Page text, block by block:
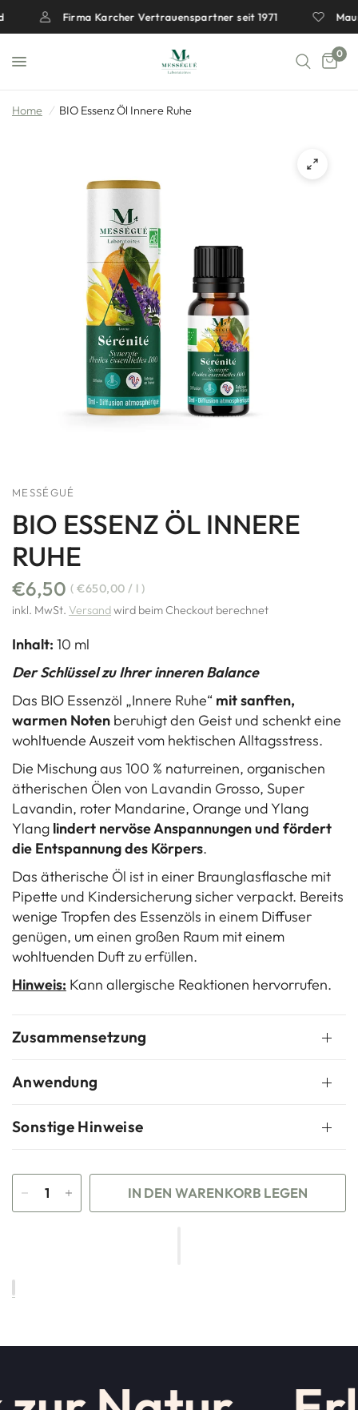
Firma Karcher Vertrauenspartner seit 1971
0
Home / BIO Essenz Öl Innere Ruhe
MESSÉGUÉ
BIO ESSENZ ÖL INNERE
RUHE
€6,50 €650,00 / l
inkl. MwSt. Versandwird beim Checkout berechnet
Inhalt:10 ml
Der Schlüssel zu Ihrer inneren Balance
Das BIO Essenzöl „Innere Ruhe“ mit sanften,
warmen Noten beruhigt den Geist und schenkt eine
wohltuende Auszeit vom hektischen Alltagsstress.
Die Mischung aus 100 % naturreinen, organischen
ätherischen Ölen von Lavandin Grosso, Super
Lavandin, roter Mandarine, Orange und Ylang
Ylang lindert nervöse Anspannungen und fördert
die Entspannung des Körpers.
Das ätherische Öl ist in einer Braunglasflasche mit
Pipette und Kindersicherung sicher verpackt. Bereits
wenige Tropfen des Essenzöls in einem Diffuser
genügen, um einen großen Raum mit einem
wohltuenden Duft zu erfüllen.
Hinweis: Kann allergische Reaktionen hervorrufen.
Zusammensetzung
Anwendung
Sonstige Hinweise
IN DEN WARENKORB LEGEN